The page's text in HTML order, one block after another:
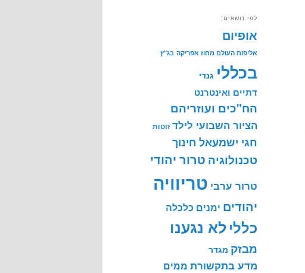
לפי נושאים:
אופיום
אליפות העולם מחוז אפריקה בג"ץ
בכללי גנדי
דתיים ואינטרנט
הח"כים ועוזריהם
הציור השבועי לילד זוטות
חגי ישמעאל חינוך
טכנולוגיה טרור יהודי
טרור ערבי טריוויה
יהודים ימנים כלכלה
כללי לא נגענו
מבזק מגדר
מדע בתקשורת ממים